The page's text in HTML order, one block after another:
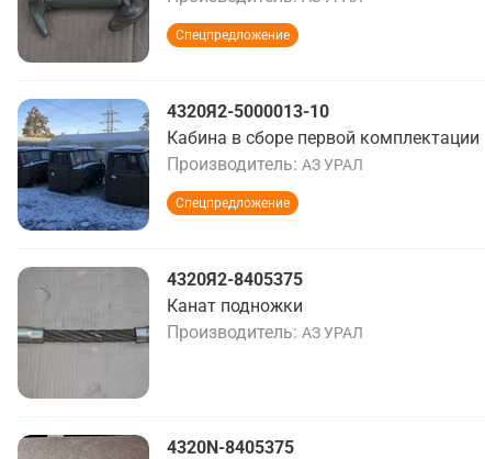
Спецпредложение
4320Я2-5000013-10
Кабина в сборе первой комплектации
Производитель АЗ УРАЛ
Спецпредложение
4320Я2-8405375
Канат подножки
Производитель АЗ УРАЛ
4320N-8405375